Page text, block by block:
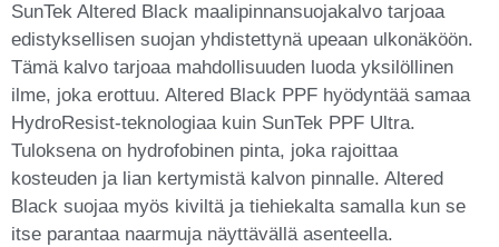
SunTek Altered Black maalipinnansuojakalvo tarjoaa
edistyksellisen suojan yhdistettynä upeaan ulkonäköön.
Tämä kalvo tarjoaa mahdollisuuden luoda yksilöllinen
ilme, joka erottuu. Altered Black PPF hyödyntää samaa
HydroResist-teknologiaa kuin SunTek PPF Ultra.
Tuloksena on hydrofobinen pinta, joka rajoittaa
kosteuden ja lian kertymistä kalvon pinnalle. Altered
Black suojaa myös kiviltä ja tiehiekalta samalla kun se
itse parantaa naarmuja näyttävällä asenteella.